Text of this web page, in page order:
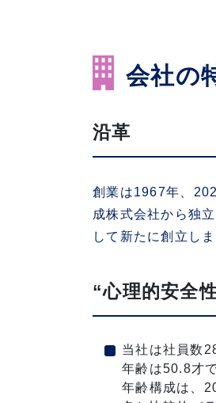
会社の
沿革
創業は1967年、
成株式会社から独
して新たに創立しま
“心理的安全
当社は社員数
年齢は50.8才で
年齢構成は、